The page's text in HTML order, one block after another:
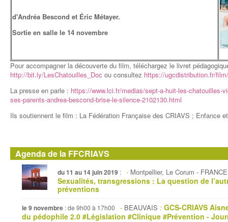
d'Andréa Bescond et Éric Métayer.
Sortie en salle le 14 novembre
Pour accompagner la découverte du film, téléchargez le livret
http://bit.ly/LesChatouilles_Doc ou consultez https://ugcdistribution.fr/
La presse en parle : https://www.lci.fr/medias/sept-a-huit-les-chatouilles-
ses-parents-andrea-bescond-brise-le-silence-2102130.html
Ils soutiennent le film : La Fédération Française des CRIAVS ; Enfance
Agenda de la FFCRIAVS
du 11 au 14 juin 2019 : - Montpellier, Le Corum - FRANCE
Sexualités, transgressions : La question de
préventions
le 9 novembre : de 9h00 à 17h00 - BEAUVAIS : GCS-CRIAVS
du pédophile 2.0 #Législation #Clinique #Prévention -